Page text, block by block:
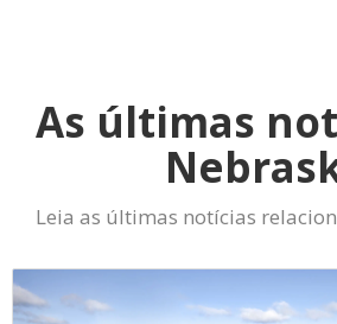
As últimas
Leia as últimas notícias